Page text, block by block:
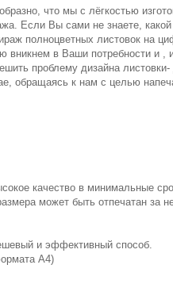
что мы с лёгкостью
Если Вы сами не знаете,
полноцветных листовок на
вникнем в Ваши потребности и
проблему дизайна
обращаясь к нам с целью
качество в минимальные
может быть отпечатан за
и эффективный способ.
A4)